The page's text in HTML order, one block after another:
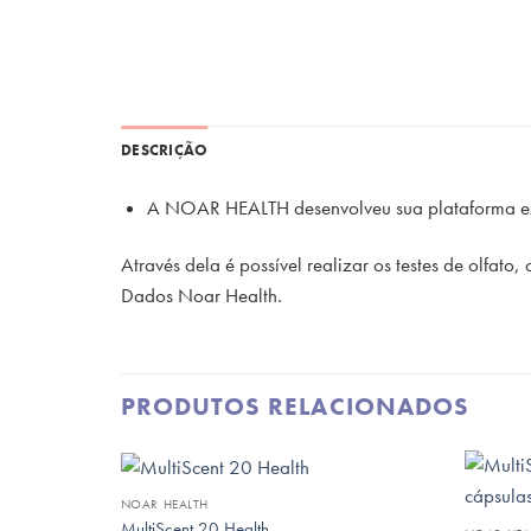
DESCRIÇÃO
A NOAR HEALTH desenvolveu sua plataforma
Através dela é possível realizar os testes de
Dados Noar Health.
PRODUTOS RELACIONADOS
NOAR HEALTH